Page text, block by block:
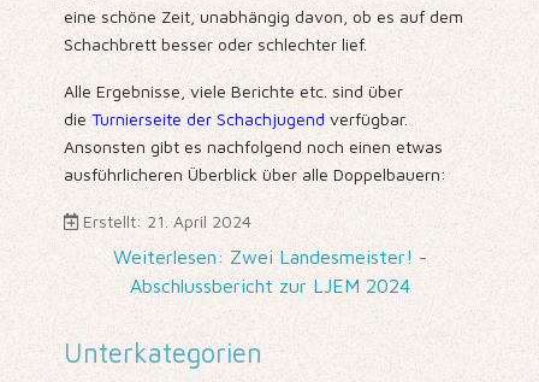
eine schöne Zeit, unabhängig davon, ob es auf dem
Schachbrett besser oder schlechter lief.
Alle Ergebnisse, viele Berichte etc. sind über
die Turnierseite der Schachjugend verfügbar.
Ansonsten gibt es nachfolgend noch einen etwas
ausführlicheren Überblick über alle Doppelbauern:
Erstellt: 21. April 2024
Weiterlesen: Zwei Landesmeister! -
Abschlussbericht zur LJEM 2024
Unterkategorien